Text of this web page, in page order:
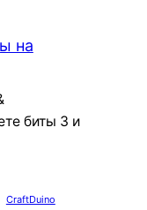
на
биты 3 и
CraftDuino